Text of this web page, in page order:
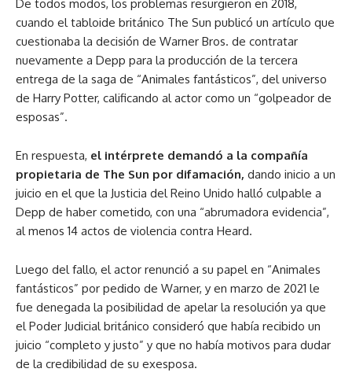
De todos modos, los problemas resurgieron en 2018,
cuando el tabloide británico The Sun publicó un artículo que
cuestionaba la decisión de Warner Bros. de contratar
nuevamente a Depp para la producción de la tercera
entrega de la saga de “Animales fantásticos”, del universo
de Harry Potter, calificando al actor como un “golpeador de
esposas”.
En respuesta, el intérprete demandó a la compañía
propietaria de The Sun por difamación, dando inicio a un
juicio en el que la Justicia del Reino Unido halló culpable a
Depp de haber cometido, con una “abrumadora evidencia”,
al menos 14 actos de violencia contra Heard.
Luego del fallo, el actor renunció a su papel en “Animales
fantásticos” por pedido de Warner, y en marzo de 2021 le
fue denegada la posibilidad de apelar la resolución ya que
el Poder Judicial británico consideró que había recibido un
juicio “completo y justo” y que no había motivos para dudar
de la credibilidad de su exesposa.